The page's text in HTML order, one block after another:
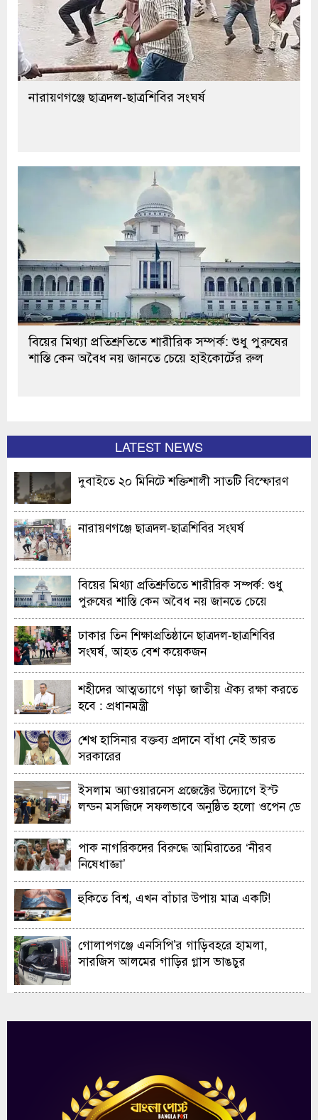
নারায়ণগঞ্জে ছাত্রদল-ছাত্রশিবির সংঘর্ষ
বিয়ের মিথ্যা প্রতিশ্রুতিতে শারীরিক সম্পর্ক: শুধু পুরুষের
শাস্তি কেন অবৈধ নয় জানতে চেয়ে হাইকোর্টের রুল
LATEST NEWS
দুবাইতে ২০ মিনিটে শক্তিশালী সাতটি বিস্ফোরণ
নারায়ণগঞ্জে ছাত্রদল-ছাত্রশিবির সংঘর্ষ
বিয়ের মিথ্যা প্রতিশ্রুতিতে শারীরিক সম্পর্ক: শুধু
পুরুষের শাস্তি কেন অবৈধ নয় জানতে চেয়ে
হাইকোর্টের রুল
ঢাকার তিন শিক্ষাপ্রতিষ্ঠানে ছাত্রদল-ছাত্রশিবির
সংঘর্ষ, আহত বেশ কয়েকজন
শহীদের আত্মত্যাগে গড়া জাতীয় ঐক্য রক্ষা করতে
হবে : প্রধানমন্ত্রী
শেখ হাসিনার বক্তব্য প্রদানে বাঁধা নেই ভারত
সরকারের
ইসলাম অ্যাওয়ারনেস প্রজেক্টের উদ্যোগে ইস্ট
লন্ডন মসজিদে সফলভাবে অনুষ্ঠিত হলো ওপেন ডে
পাক নাগরিকদের বিরুদ্ধে আমিরাতের ‘নীরব
নিষেধাজ্ঞা’
হুকিতে বিশ্ব, এখন বাঁচার উপায় মাত্র একটি!
গোলাপগঞ্জে এনসিপি’র গাড়িবহরে হামলা,
সারজিস আলমের গাড়ির গ্লাস ভাঙচুর